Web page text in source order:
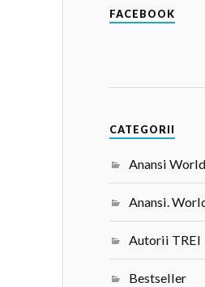
FACEBOOK
CATEGORII
Anansi
Anansi.
Autorii TREI
Bestseller